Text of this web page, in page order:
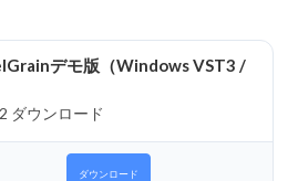
デモ版（Windows VST3 /
ダウンロード
ダウンロード